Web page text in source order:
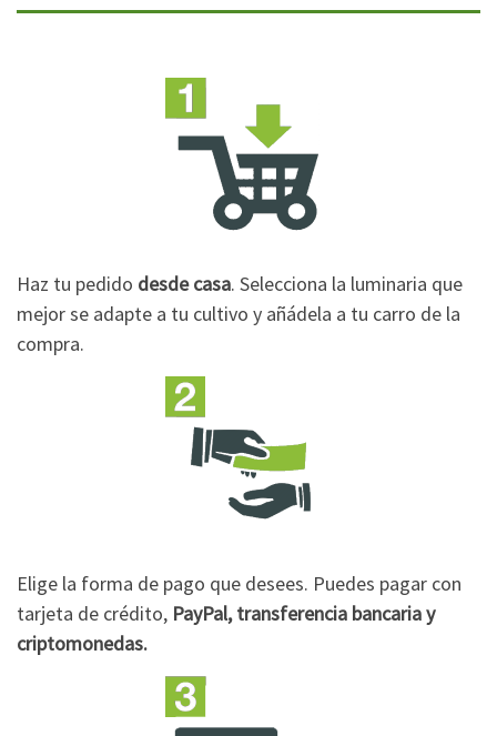
Haz tu pedido desde casa. Selecciona la luminaria que
mejor se adapte a tu cultivo y añádela a tu carro de la
compra.
Elige la forma de pago que desees. Puedes pagar con
tarjeta de crédito, PayPal, transferencia bancaria y
criptomonedas.